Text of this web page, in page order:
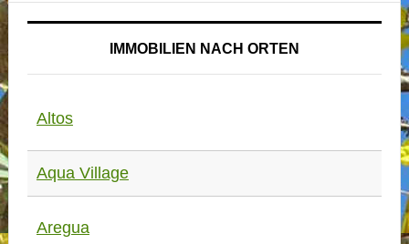
IMMOBILIEN NACH ORTEN
Altos
Aqua Village
Aregua